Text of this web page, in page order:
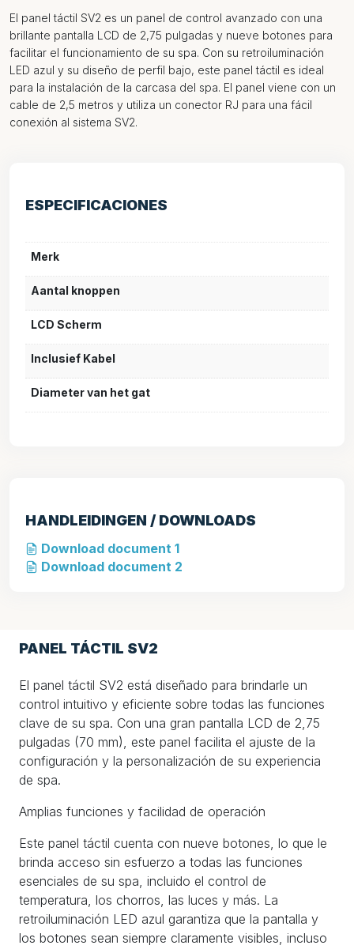
El panel táctil SV2 es un panel de control avanzado con una
brillante pantalla LCD de 2,75 pulgadas y nueve botones para
facilitar el funcionamiento de su spa. Con su retroiluminación
LED azul y su diseño de perfil bajo, este panel táctil es ideal
para la instalación de la carcasa del spa. El panel viene con un
cable de 2,5 metros y utiliza un conector RJ para una fácil
conexión al sistema SV2.
ESPECIFICACIONES
Merk
Aantal knoppen
LCD Scherm
Inclusief Kabel
Diameter van het gat
HANDLEIDINGEN / DOWNLOADS
Download document 1
Download document 2
PANEL TÁCTIL SV2
El panel táctil SV2 está diseñado para brindarle un
control intuitivo y eficiente sobre todas las funciones
clave de su spa. Con una gran pantalla LCD de 2,75
pulgadas (70 mm), este panel facilita el ajuste de la
configuración y la personalización de su experiencia
de spa.
Amplias funciones y facilidad de operación
Este panel táctil cuenta con nueve botones, lo que le
brinda acceso sin esfuerzo a todas las funciones
esenciales de su spa, incluido el control de
temperatura, los chorros, las luces y más. La
retroiluminación LED azul garantiza que la pantalla y
los botones sean siempre claramente visibles, incluso